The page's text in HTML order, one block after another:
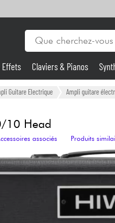
Effets Claviers & Pianos
Guitare Electrique Ampli guitare
10 Head
associés Produits